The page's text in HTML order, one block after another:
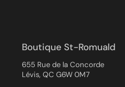
Boutique St-Romuald
655 Rue de la Concorde
Lévis, QC G6W 0M7